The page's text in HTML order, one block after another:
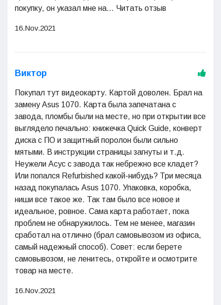
покупку, он указал мне на... Читать отзыв
16.Nov.2021
Виктор
Покупал тут видеокарту. Картой доволен. Брал на
замену Asus 1070. Карта была запечатана с
завода, пломбы были на месте, но при открытии все
выглядело печально: книжечка Quick Guide, конверт
диска с ПО и защитный поролон были сильно
мятыми. В инструкции страницы загнуты и т.д.
Неужели Асус с завода так небрежно все кладет?
Или попался Refurbished какой-нибудь? Три месяца
назад покупалась Asus 1070. Упаковка, коробка,
ниши все такое же. Так там было все новое и
идеальное, ровное. Сама карта работает, пока
проблем не обнаружилось. Тем не менее, магазин
сработал на отлично (брал самовывозом из офиса,
самый надежный способ). Совет: если берете
самовывозом, не ленитесь, откройте и осмотрите
товар на месте.
16.Nov.2021